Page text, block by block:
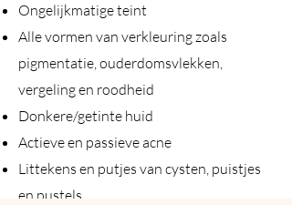
Ongelijkmatige teint
Alle vormen van verkleuring zoals
pigmentatie, ouderdomsvlekken,
vergeling en roodheid
Donkere/getinte huid
Actieve en passieve acne
Littekens en putjes van cysten, puistjes
en pustels